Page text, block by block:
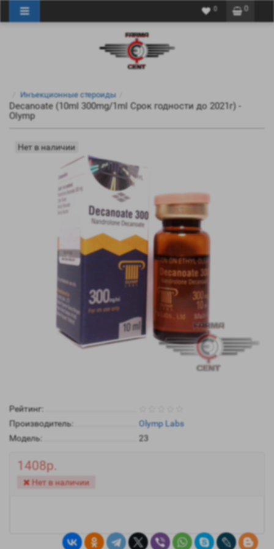
0
0
Инъекционные стероиды
Decanoate (10ml 300mg/1ml Срок годности до 2021г) -
Olymp
Нет в наличии
Рейтинг:
Производитель:
Olymp Labs
Модель:
23
1408р.
Нет в наличии